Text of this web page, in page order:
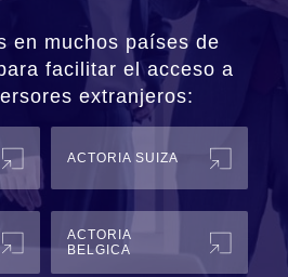
en muchos países de
facilitar el acceso a
extranjeros:
ACTORIA SUIZA
ACTORIA
BELGICA